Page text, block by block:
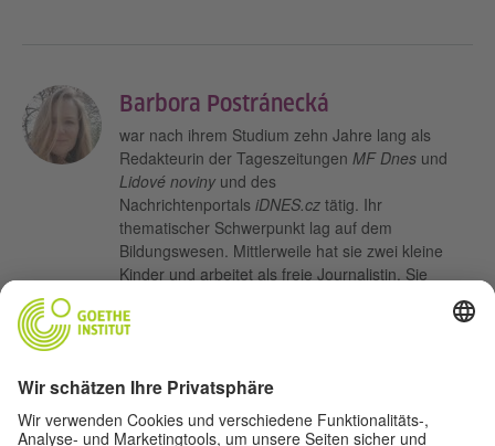
Barbora Postránecká
war nach ihrem Studium zehn Jahre lang als
Redakteurin der Tageszeitungen MF Dnes und
Lidové noviny und des
Nachrichtenportals iDNES.cz tätig. Ihr
thematischer Schwerpunkt lag auf dem
Bildungswesen. Mittlerweile hat sie zwei kleine
Kinder und arbeitet als freie Journalistin. Sie
widmet sich sozialen Themen und interessiert sich
für die Schicksale derer, die in ihrem Leben nicht
so viel Glück hatten. Sie gründete die Initiative
Übersetzung: Hana Sedláček